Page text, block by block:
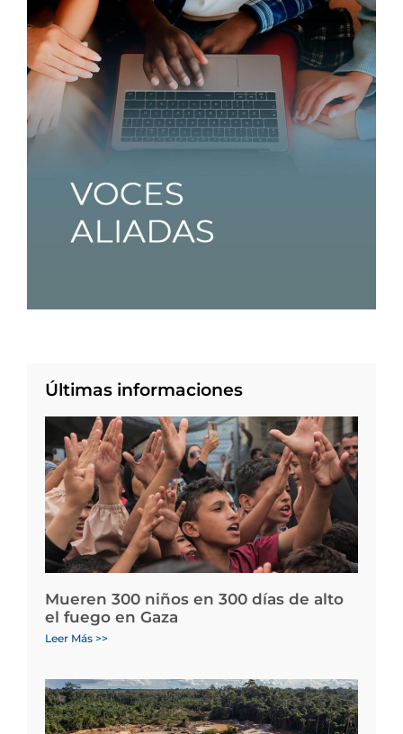
Últimas informaciones
Mueren 300 niños en 300 días de alto
el fuego en Gaza
Leer Más >>